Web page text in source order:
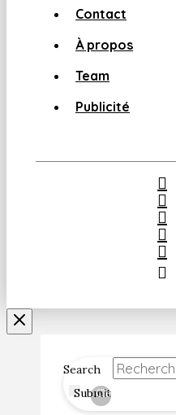
Contact
À propos
Team
Publicité
Search
Submit
Clear